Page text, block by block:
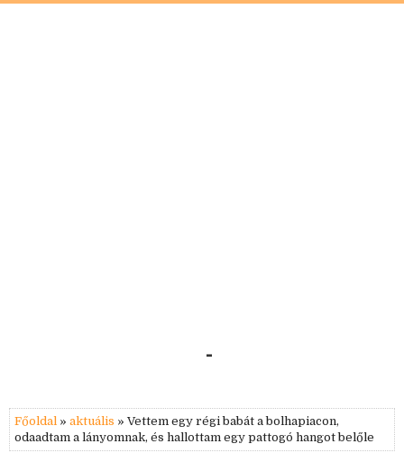
-
Főoldal » aktuális » Vettem egy régi babát a bolhapiacon,
odaadtam a lányomnak, és hallottam egy pattogó hangot belőle